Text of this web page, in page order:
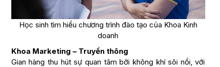
Học sinh tìm hiểu chương trình đào tạo của Khoa Kinh
doanh
Khoa Marketing – Truyền thông
Gian hàng thu hút sự quan tâm bởi không khí sôi nổi, với